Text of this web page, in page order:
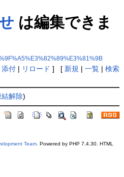
は編集できま
添付| リロード ] [ 新規 | 一覧| 検索
結解除)
Team. Powered by PHP 7.4.30. HTML